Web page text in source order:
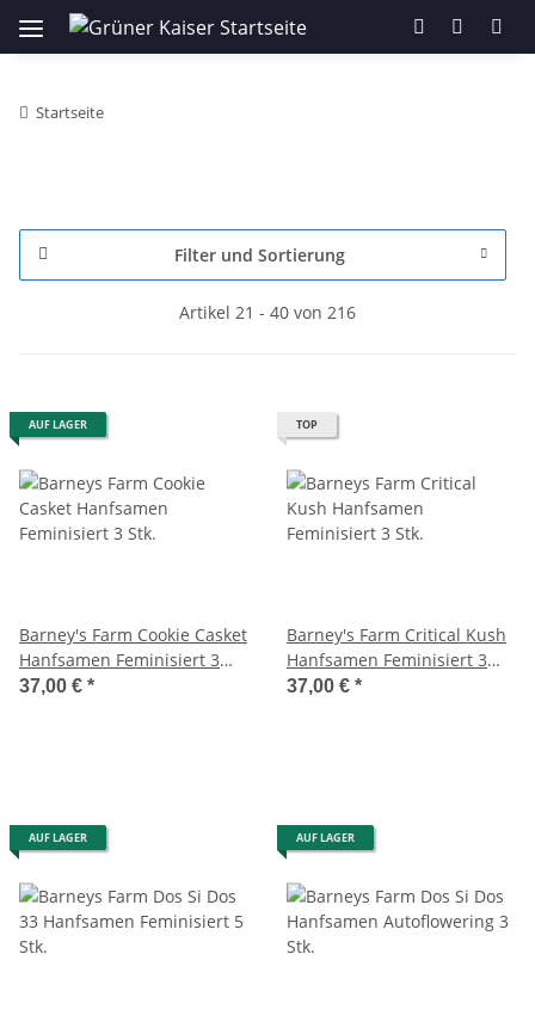
Startseite
Filter und Sortierung
Artikel 21 - 40 von 216
AUF LAGER
Barney's Farm Cookie Casket
Hanfsamen Feminisiert 3
Stk.
37,00 € *
TOP
Barney's Farm Critical Kush
Hanfsamen Feminisiert 3
Stk.
37,00 € *
AUF LAGER AUF LAGER